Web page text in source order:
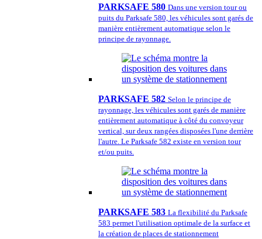
PARKSAFE 580 Dans une version tour ou
puits du Parksafe 580, les véhicules sont garés de
manière entièrement automatique selon le
principe de rayonnage.
PARKSAFE 582 Selon le principe de
rayonnage, les véhicules sont garés de manière
entièrement automatique à côté du convoyeur
vertical, sur deux rangées disposées l'une derrière
l'autre. Le Parksafe 582 existe en version tour
et/ou puits.
PARKSAFE 583 La flexibilité du Parksafe
583 permet l'utilisation optimale de la surface et
la création de places de stationnement